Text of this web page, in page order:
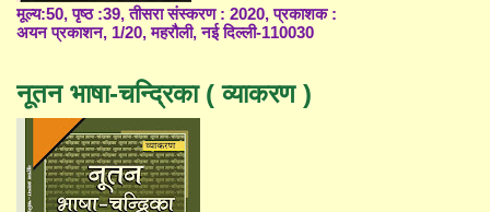
मूल्य:50, पृष्ठ :39, तीसरा संस्करण : 2020, प्रकाशक :
अयन प्रकाशन, 1/20, महरौली, नई दिल्ली-110030
नूतन भाषा-चन्द्रिका ( व्याकरण )